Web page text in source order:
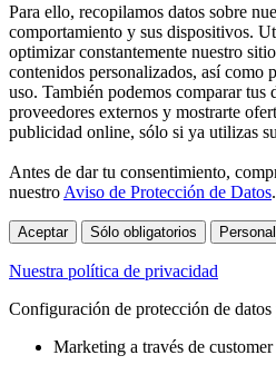
Para ello, recopilamos datos sobre
comportamiento y sus dispositivos.
optimizar constantemente nuestro
contenidos personalizados, así como
uso. También podemos comparar tus
proveedores externos y mostrarte
publicidad online, sólo si ya utilizas
Antes de dar tu consentimiento,
nuestro Aviso de Protección de Datos.
Aceptar Sólo obligatorios
Nuestra política de privacidad
Configuración de protección de datos
Marketing a través de customer